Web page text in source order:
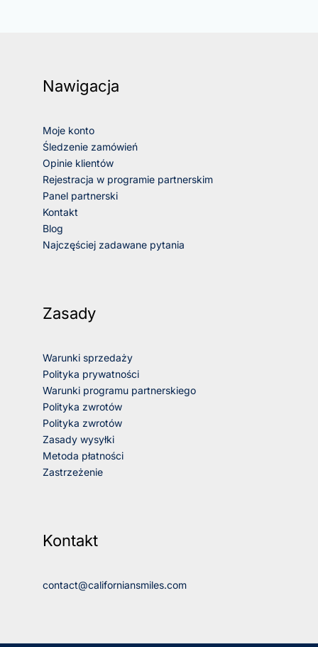
Nawigacja
Moje konto
Śledzenie zamówień
Opinie klientów
Rejestracja w programie partnerskim
Panel partnerski
Kontakt
Blog
Najczęściej zadawane pytania
Zasady
Warunki sprzedaży
Polityka prywatności
Warunki programu partnerskiego
Polityka zwrotów
Polityka zwrotów
Zasady wysyłki
Metoda płatności
Zastrzeżenie
Kontakt
contact@californiansmiles.com